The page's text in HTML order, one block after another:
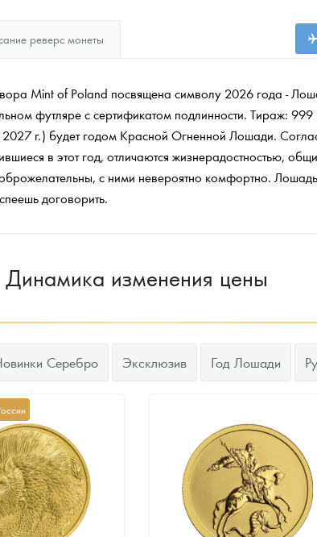
реверс монеты
Mint of Poland посвящена символу 2026 года -
футляре с сертификатом подлинности. Тираж: 999
г.) будет годом Красной Огненной Лошади.
в этот год, отличаются жизнерадостностью,
с ними невероятно комфортно.
договорить.
Динамика изменения цены
Серебро Эксклюзив Год Лошади